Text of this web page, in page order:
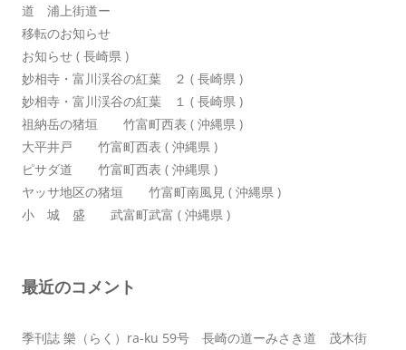
道 浦上街道ー
移転のお知らせ
お知らせ ( 長崎県 )
妙相寺・富川渓谷の紅葉 ２ ( 長崎県 )
妙相寺・富川渓谷の紅葉 １ ( 長崎県 )
祖納岳の猪垣 竹富町西表 ( 沖縄県 )
大平井戸 竹富町西表 ( 沖縄県 )
ピサダ道 竹富町西表 ( 沖縄県 )
ヤッサ地区の猪垣 竹富町南風見 ( 沖縄県 )
小 城 盛 武富町武富 ( 沖縄県 )
最近のコメント
季刊誌 樂（らく）ra-ku 59号 長崎の道ーみさき道 茂木街